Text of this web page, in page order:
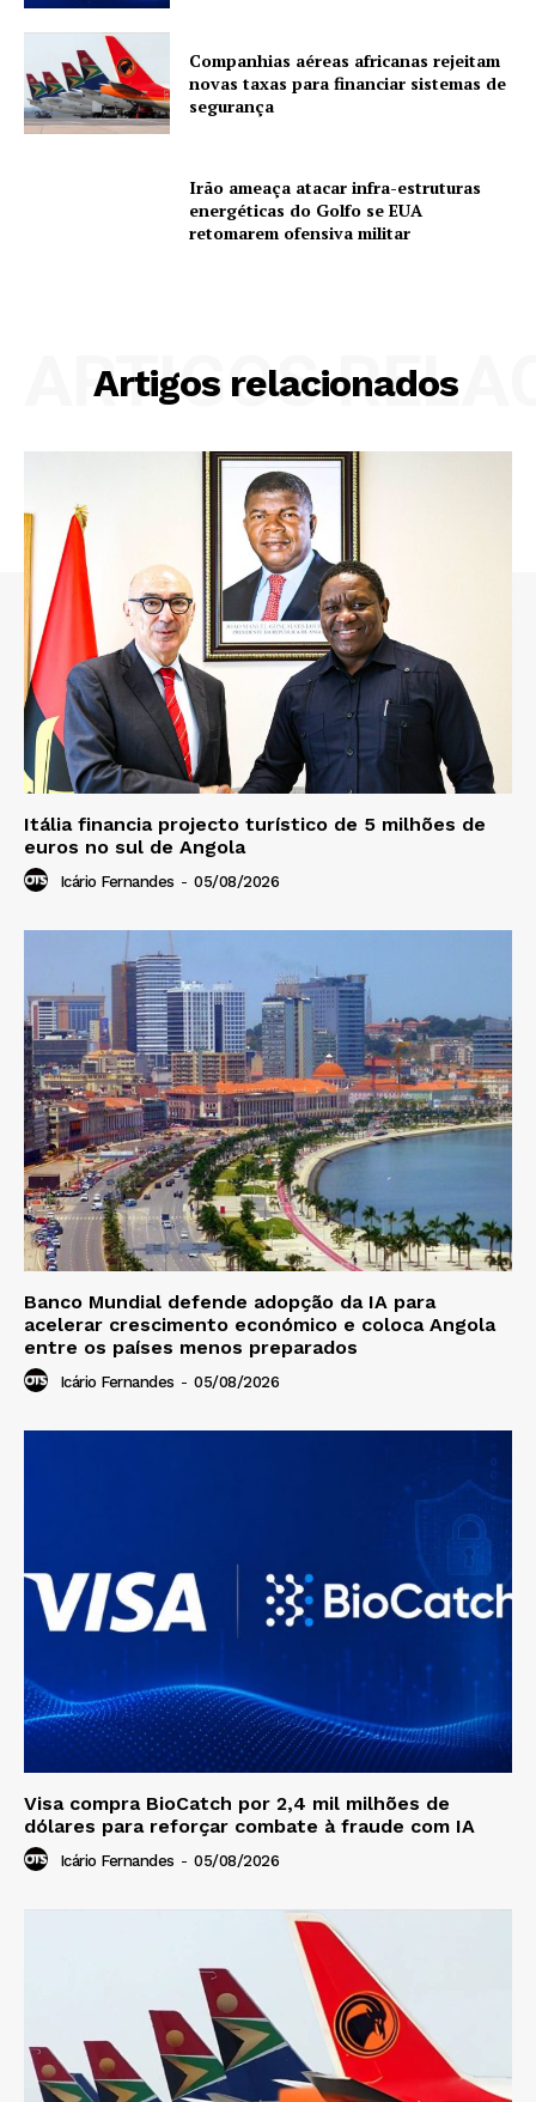
Companhias aéreas africanas rejeitam
novas taxas para financiar sistemas de
segurança
Irão ameaça atacar infra-estruturas
energéticas do Golfo se EUA
retomarem ofensiva militar
Artigos relacionados
ARTIGOS
Itália financia projecto turístico de 5 milhões de
euros no sul de Angola
Icário Fernandes - 05/08/2026
Banco Mundial defende adopção da IA para
acelerar crescimento económico e coloca Angola
entre os países menos preparados
Icário Fernandes - 05/08/2026
Visa compra BioCatch por 2,4 mil milhões de
dólares para reforçar combate à fraude com IA
Icário Fernandes - 05/08/2026